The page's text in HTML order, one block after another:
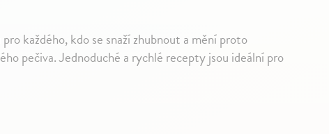
každého, kdo se snaží zhubnout a mění proto
pečiva. Jednoduché a rychlé recepty jsou ideální pro